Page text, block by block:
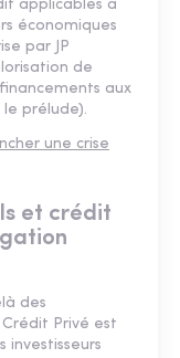
applicables à
économiques
par JP
de
aux
prélude).
une crise
et crédit
des
Crédit Privé est
investisseurs